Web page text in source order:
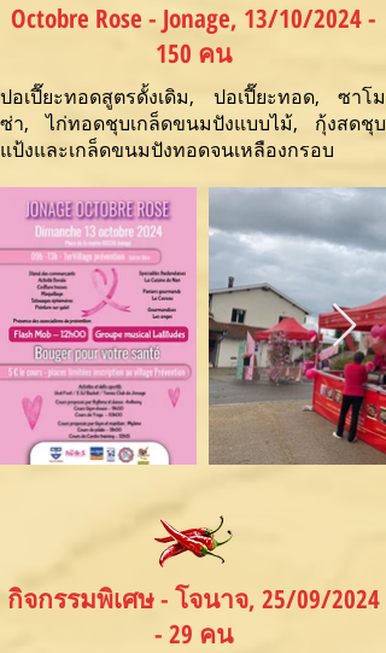
Octobre Rose - Jonage, 13/10/2024 -
150 คน
ปอเปี๊ยะทอดสูตรดั้งเดิม, ปอเปี๊ยะทอด, ซาโม
ซ่า, ไก่ทอดชุบเกล็ดขนมปังแบบไม้, กุ้งสดชุบ
แป้งและเกล็ดขนมปังทอดจนเหลืองกรอบ
กิจกรรมพิเศษ - โจนาจ, 25/09/2024
- 29 คน